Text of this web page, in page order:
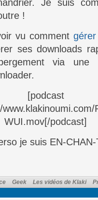
Je suis
!
vu comment
ses downloads
via
[podcast
WUI.mov[/podcast]
je suis EN-
Geek Les vidéos de Klaki